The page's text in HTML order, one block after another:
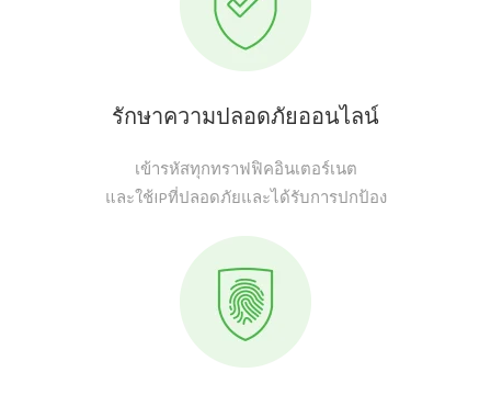
รักษาความปลอดภัยออนไลน์
เข้ารหัสทุกทราฟฟิคอินเตอร์เนต
และใช้IPที่ปลอดภัยและได้รับการปกป้อง